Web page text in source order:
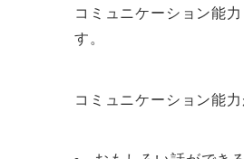
コミュニケーション能
す。
コミュニケーション能力